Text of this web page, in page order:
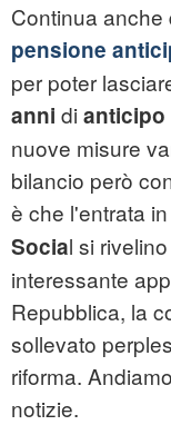
Continua anche
pensione
per poter
anni di anticipo
nuove misure
bilancio però
è che l'entrata
Social si
interessante
Repubblica, la
sollevato
riforma.
notizie.